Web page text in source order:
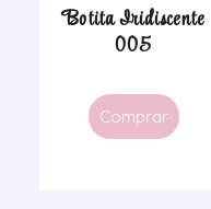
Botita Iridiscente
005
Comprar